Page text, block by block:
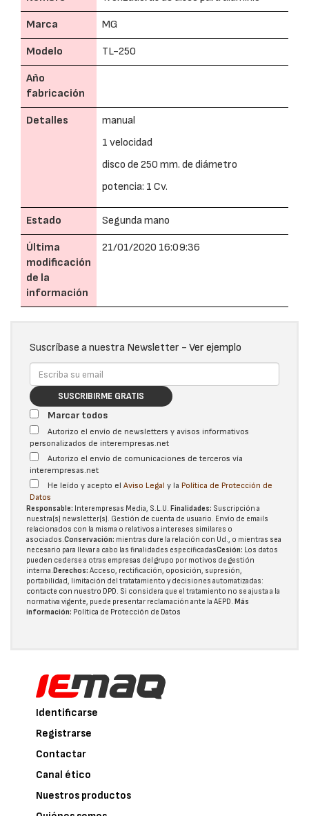
Marca MG
Modelo TL-250
Año
fabricación
Detalles
manual
1 velocidad
disco de 250 mm. de diámetro
potencia: 1 Cv.
Estado Segunda mano
Última
modificación
de la
información
21/01/2020 16:09:36
Suscríbase a nuestra Newsletter - Ver ejemplo
SUSCRIBIRME GRATIS
Marcar todos
Autorizo el envío de newsletters y avisos informativos
personalizados de interempresas.net
Autorizo el envío de comunicaciones de terceros vía
interempresas.net
He leído y acepto el Aviso Legal y la Política de Protección de
Datos
Responsable: Interempresas Media, S.L.U. Finalidades: Suscripción a
nuestra(s) newsletter(s). Gestión de cuenta de usuario. Envío de emails
relacionados con la misma o relativos a intereses similares o
asociados.Conservación: mientras dure la relación con Ud., o mientras sea
necesario para llevar a cabo las finalidades especificadasCesión: Los datos
pueden cederse a otras empresas del grupo por motivos de gestión
interna.Derechos: Acceso, rectificación, oposición, supresión,
portabilidad, limitación del tratatamiento y decisiones automatizadas:
contacte con nuestro DPD. Si considera que el tratamiento no se ajusta a la
normativa vigente, puede presentar reclamación ante la AEPD. Más
información: Política de Protección de Datos
Identificarse
Registrarse
Contactar
Canal ético
Nuestros productos